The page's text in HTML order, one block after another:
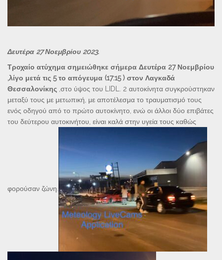
Δευτέρα 27 Νοεμβρίου 2023.
Τροχαίο ατύχημα σημειώθηκε σήμερα Δευτέρα 27 Νοεμβρίου
,λίγο μετά τις 5 το απόγευμα (17:15 ) στον Λαγκαδά
Θεσσαλονίκης ,στο ύψος του LIDL. 2 αυτοκίνητα συγκρούστηκαν
μεταξύ τους με μετωπική, με αποτέλεσμα το τραυματισμό τους
ενός οδηγού από το πρώτο αυτοκίνητο, ενώ οι άλλοι δύο επιβάτες
του δεύτερου αυτοκινήτου, είναι καλά στην υγεία τους καθώς
φορούσαν ζώνη.